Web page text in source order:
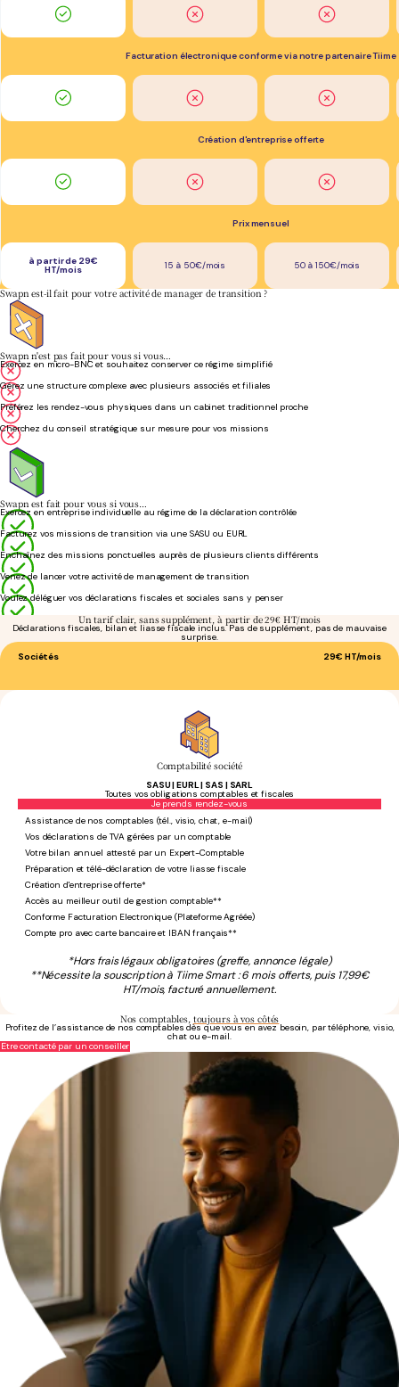
Facturation électronique conforme via notre partenaire Tiime
Création d'entreprise offerte
Prix mensuel
à partir de 29€
HT/mois 15 à 50€/mois 50 à 150€/mois
Swapn est-il fait pour votre activité de manager de transition ?
Swapn n'est pas fait pour vous si vous…
Exercez en micro-BNC et souhaitez conserver ce régime simplifié
Gérez une structure complexe avec plusieurs associés et filiales
Préférez les rendez-vous physiques dans un cabinet traditionnel proche
Cherchez du conseil stratégique sur mesure pour vos missions
Swapn est fait pour vous si vous…
Exercez en entreprise individuelle au régime de la déclaration contrôlée
Facturez vos missions de transition via une SASU ou EURL
Enchaînez des missions ponctuelles auprès de plusieurs clients différents
Venez de lancer votre activité de management de transition
Voulez déléguer vos déclarations fiscales et sociales sans y penser
Un tarif clair, sans supplément, à partir de 29€ HT/mois
Déclarations fiscales, bilan et liasse fiscale inclus. Pas de supplément, pas de mauvaise
surprise.
Sociétés
29€ HT/mois
Comptabilité société
SASU | EURL | SAS | SARL
Toutes vos obligations comptables et fiscales
Je prends rendez-vous
Sans engagement
Assistance de nos comptables (tél., visio, chat, e-mail)
Vos déclarations de TVA gérées par un comptable
Votre bilan annuel attesté par un Expert-Comptable
Préparation et télé-déclaration de votre liasse fiscale
Création d'entreprise offerte*
Accès au meilleur outil de gestion comptable**
Conforme Facturation Electronique (Plateforme Agréée)
Compte pro avec carte bancaire et IBAN français**
*Hors frais légaux obligatoires (greffe, annonce légale)
**Nécessite la souscription à Tiime Smart : 6 mois offerts, puis 17,99€
HT/mois, facturé annuellement.
Nos comptables, toujours à vos côtés
Profitez de l’assistance de nos comptables dès que vous en avez besoin, par téléphone, visio,
chat ou e-mail.
Être contacté par un conseiller